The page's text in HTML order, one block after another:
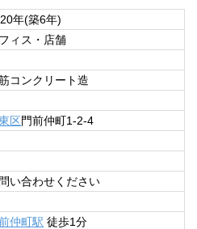
年(築6年)
ィス・店舗
コンクリート造
区門前仲町1-2-4
い合わせください
仲町駅 徒歩1分